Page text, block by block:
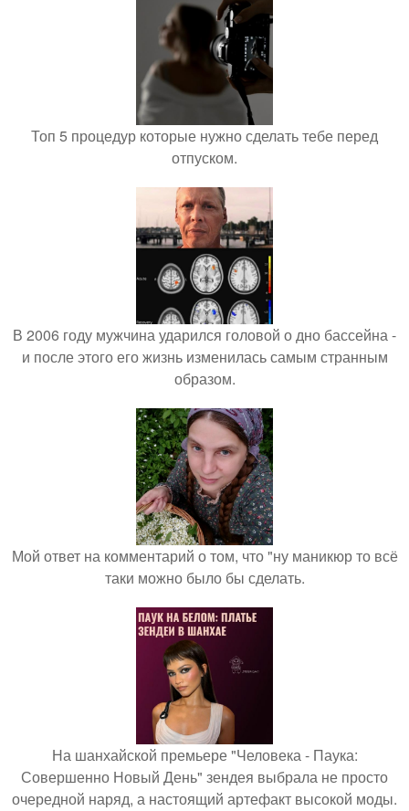
Топ 5 процедур которые нужно сделать тебе перед
отпуском.
В 2006 году мужчина ударился головой о дно бассейна -
и после этого его жизнь изменилась самым странным
образом.
Мой ответ на комментарий о том, что "ну маникюр то всё
таки можно было бы сделать.
На шанхайской премьере "Человека - Паука:
Совершенно Новый День" зендея выбрала не просто
очередной наряд, а настоящий артефакт высокой моды.